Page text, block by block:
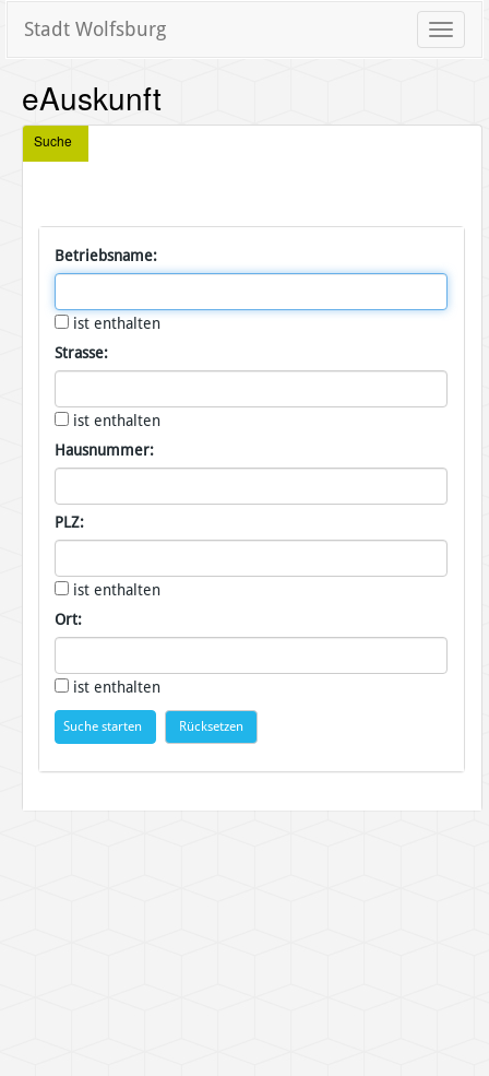
Toggle
Stadt Wolfsburg
eAuskunft
Suche
Betriebsname:
ist enthalten
Strasse:
ist enthalten
Hausnummer:
PLZ:
ist enthalten
Ort:
ist enthalten